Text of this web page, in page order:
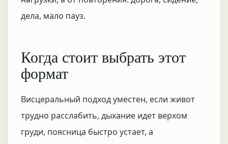
дела, мало пауз.
Когда стоит выбрать этот
формат
Висцеральный подход уместен, если живот
трудно расслабить, дыхание идет верхом
груди, поясница быстро устает, а